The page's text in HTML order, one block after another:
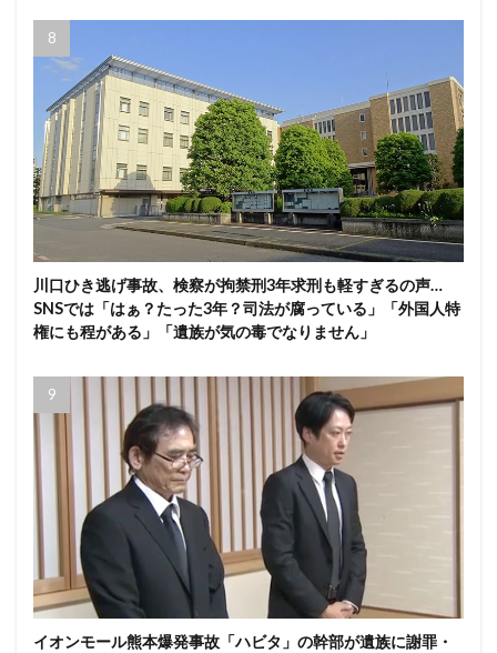
川口ひき逃げ事故、検察が拘禁刑3年求刑も軽すぎるの声…
SNSでは「はぁ？たった3年？司法が腐っている」「外国人特
権にも程がある」「遺族が気の毒でなりません」
イオンモール熊本爆発事故「ハビタ」の幹部が遺族に謝罪・